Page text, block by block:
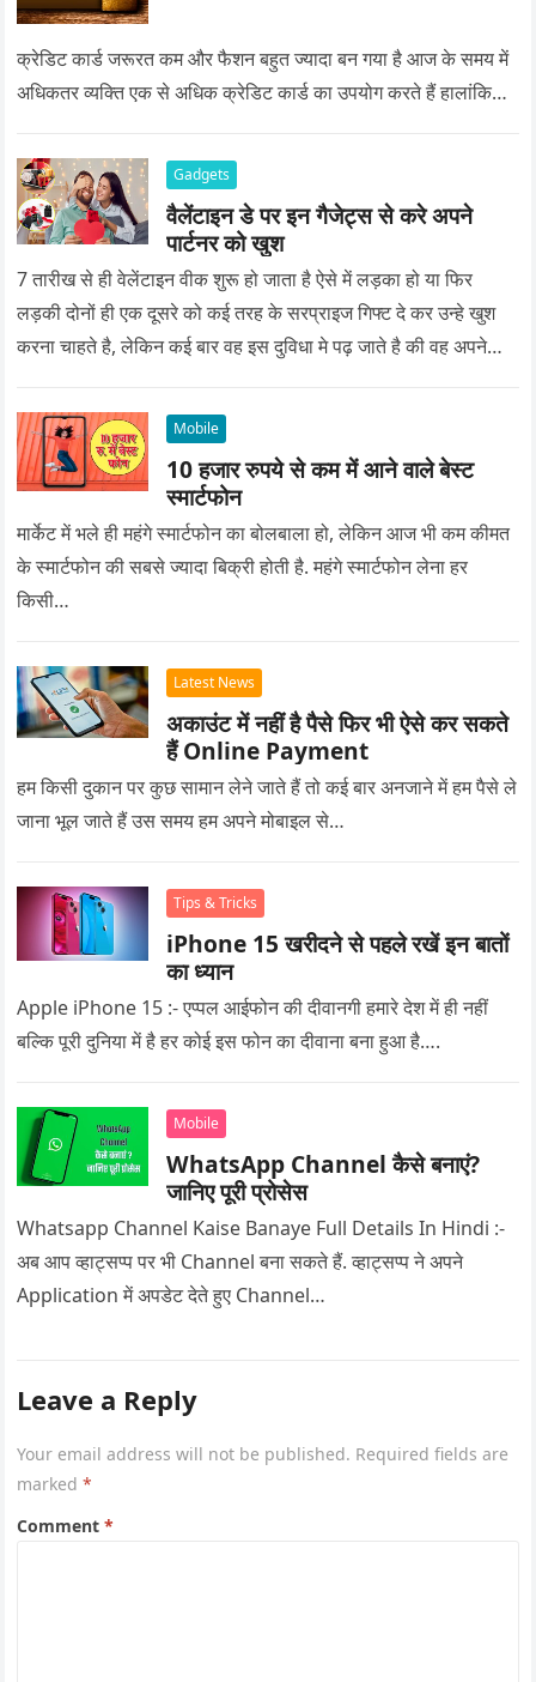
क्रेडिट कार्ड जरूरत कम और फैशन बहुत ज्यादा बन गया है आज के समय में
अधिकतर व्यक्ति एक से अधिक क्रेडिट कार्ड का उपयोग करते हैं हालांकि…
Gadgets
वैलेंटाइन डे पर इन गैजेट्स से करे अपने
पार्टनर को खुश
7 तारीख से ही वेलेंटाइन वीक शुरू हो जाता है ऐसे में लड़का हो या फिर
लड़की दोनों ही एक दूसरे को कई तरह के सरप्राइज गिफ्ट दे कर उन्हे खुश
करना चाहते है, लेकिन कई बार वह इस दुविधा मे पढ़ जाते है की वह अपने
Mobile
10 हजार रुपये से कम में आने वाले बेस्ट
स्मार्टफोन
मार्केट में भले ही महंगे स्मार्टफोन का बोलबाला हो, लेकिन आज भी कम कीमत
के स्मार्टफोन की सबसे ज्यादा बिक्री होती है. महंगे स्मार्टफोन लेना हर
किसी…
Latest News
अकाउंट में नहीं है पैसे फिर भी ऐसे कर सकते
हैं Online Payment
हम किसी दुकान पर कुछ सामान लेने जाते हैं तो कई बार अनजाने में हम पैसे ले
जाना भूल जाते हैं उस समय हम अपने मोबाइल से…
Tips & Tricks
iPhone 15 खरीदने से पहले रखें इन बातों
का ध्यान
Apple iPhone 15 :- एप्पल आईफोन की दीवानगी हमारे देश में ही नहीं
बल्कि पूरी दुनिया में है हर कोई इस फोन का दीवाना बना हुआ है….
Mobile
WhatsApp Channel कैसे बनाएं?
जानिए पूरी प्रोसेस
Whatsapp Channel Kaise Banaye Full Details In Hindi :-
अब आप व्हाट्सप्प पर भी Channel बना सकते हैं. व्हाट्सप्प ने अपने
Application में अपडेट देते हुए Channel…
Leave a Reply
Your email address will not be published. Required fields are
marked*
Comment*